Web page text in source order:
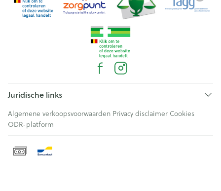
Juridische links
Algemene verkoopsvoorwaarden Privacy disclaimer Cookies
ODR-platform